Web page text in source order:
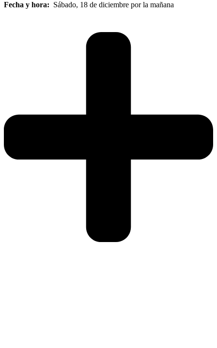
Fecha y hora: Sábado, 18 de diciembre por la mañana